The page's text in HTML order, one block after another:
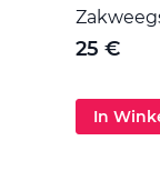
25 €
In